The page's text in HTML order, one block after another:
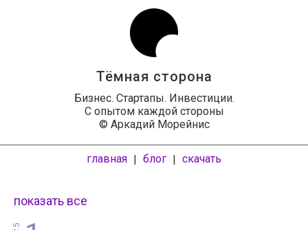
Тёмная сторона
Бизнес. Стартапы. Инвестиции.
С опытом каждой стороны
© Аркадий Морейнис
главная | блог | скачать
показать все